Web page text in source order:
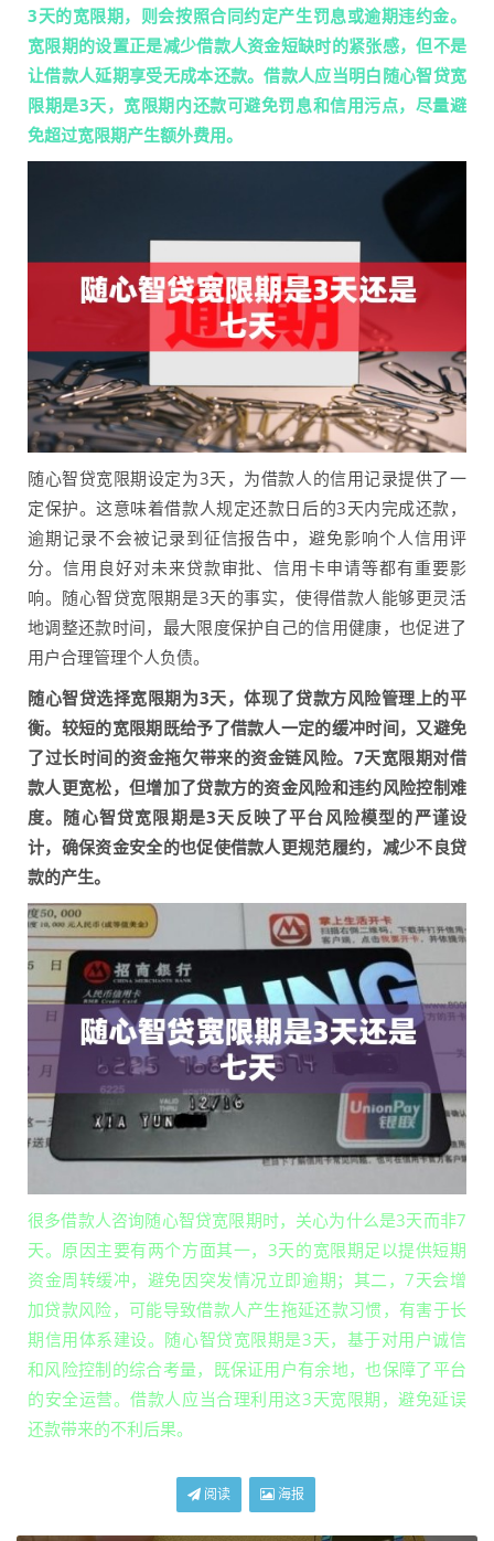
3天的宽限期，则会按照合同约定产生罚息或逾期违约金。
宽限期的设置正是减少借款人资金短缺时的紧张感，但不是
让借款人延期享受无成本还款。借款人应当明白随心智贷宽
限期是3天，宽限期内还款可避免罚息和信用污点，尽量避
免超过宽限期产生额外费用。
随心智贷宽限期设定为3天，为借款人的信用记录提供了一
定保护。这意味着借款人规定还款日后的3天内完成还款，
逾期记录不会被记录到征信报告中，避免影响个人信用评
分。信用良好对未来贷款审批、信用卡申请等都有重要影
响。随心智贷宽限期是3天的事实，使得借款人能够更灵活
地调整还款时间，最大限度保护自己的信用健康，也促进了
用户合理管理个人负债。
随心智贷选择宽限期为3天，体现了贷款方风险管理上的平
衡。较短的宽限期既给予了借款人一定的缓冲时间，又避免
了过长时间的资金拖欠带来的资金链风险。7天宽限期对借
款人更宽松，但增加了贷款方的资金风险和违约风险控制难
度。随心智贷宽限期是3天反映了平台风险模型的严谨设
计，确保资金安全的也促使借款人更规范履约，减少不良贷
款的产生。
很多借款人咨询随心智贷宽限期时，关心为什么是3天而非7
天。原因主要有两个方面其一，3天的宽限期足以提供短期
资金周转缓冲，避免因突发情况立即逾期；其二，7天会增
加贷款风险，可能导致借款人产生拖延还款习惯，有害于长
期信用体系建设。随心智贷宽限期是3天，基于对用户诚信
和风险控制的综合考量，既保证用户有余地，也保障了平台
的安全运营。借款人应当合理利用这3天宽限期，避免延误
还款带来的不利后果。
阅读 海报